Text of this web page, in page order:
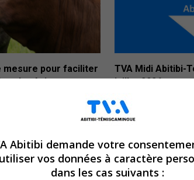
mesure pour faciliter
la région
TVA Midi Abitibi-
juillet 2026
Abitibi demande votre
utiliser vos données à caractère
dans les cas suivants :